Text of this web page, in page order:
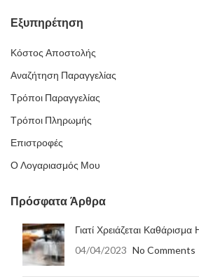
Εξυπηρέτηση
Κόστος Αποστολής
Αναζήτηση Παραγγελίας
Τρόποι Παραγγελίας
Τρόποι Πληρωμής
Επιστροφές
Ο Λογαριασμός Μου
Πρόσφατα Άρθρα
Γιατί Χρειάζεται
04/04/2023 No Comments